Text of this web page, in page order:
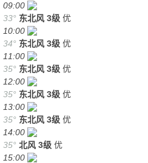
09:00
33° 东北风 3级 优
10:00
34° 东北风 3级 优
11:00
35° 东北风 3级 优
12:00
35° 东北风 3级 优
13:00
35° 东北风 3级 优
14:00
35° 北风 3级 优
15:00